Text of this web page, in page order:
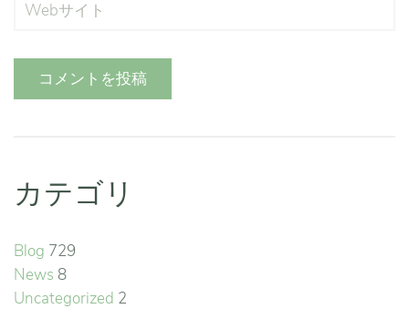
コメントを投稿
カテゴリ
Blog 729
News 8
Uncategorized 2